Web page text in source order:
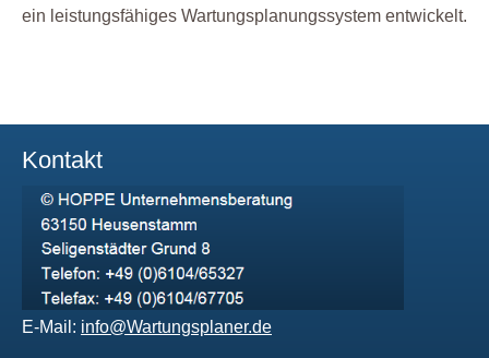
ein leistungsfähiges Wartungsplanungssystem entwickelt.
Kontakt
E-Mail: info@Wartungsplaner.de